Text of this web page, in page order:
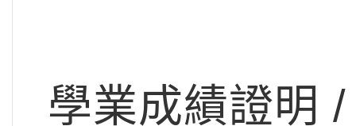
學業成績證明